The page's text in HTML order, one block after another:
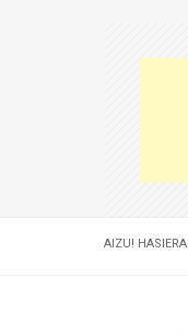
AIZU! HASIERA